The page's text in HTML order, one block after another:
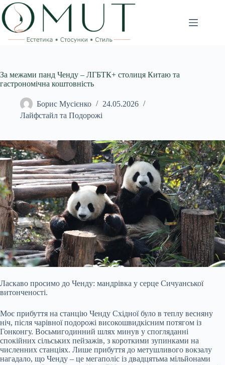
Перейти
до
вмісту
За межами панд Ченду – ЛГБТК+ столиця Китаю та
гастрономічна коштовність
Борис Мусієнко
24.05.2026
Лайфстайл та Подорожі
Ласкаво просимо до Ченду: мандрівка у серце Сичуанської
витонченості.
Моє прибуття на станцію Ченду Східної було в теплу весняну
ніч, після чарівної подорожі високошвидкісним потягом із
Гонконгу. Восьмигодинний шлях минув у спогляданні
спокійних сільських пейзажів, з короткими зупинками на
численних станціях. Лише прибуття до метушливого вокзалу
нагадало, що Ченду – це мегаполіс із двадцятьма мільйонами